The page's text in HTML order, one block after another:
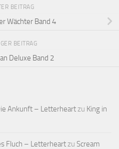
BEITRAG
Wächter Band 4
BEITRAG
Deluxe Band 2
Ankunft – Letterheartzu King in
Fluch – Letterheartzu Scream